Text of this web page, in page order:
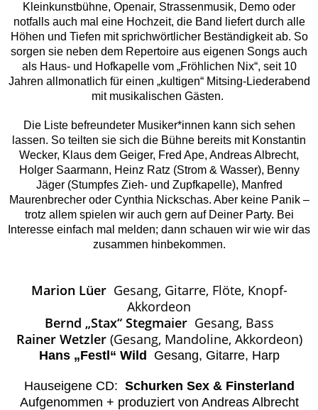
Kleinkunstbühne, Openair, Strassenmusik, Demo oder
notfalls auch mal eine Hochzeit, die Band liefert durch alle
Höhen und Tiefen mit sprichwörtlicher Beständigkeit ab. So
sorgen sie neben dem Repertoire aus eigenen Songs auch
als Haus- und Hofkapelle vom „Fröhlichen Nix“, seit 10
Jahren allmonatlich für einen „kultigen“ Mitsing-Liederabend
mit musikalischen Gästen.
Die Liste befreundeter Musiker*innen kann sich sehen
lassen. So teilten sie sich die Bühne bereits mit Konstantin
Wecker, Klaus dem Geiger, Fred Ape, Andreas Albrecht,
Holger Saarmann, Heinz Ratz (Strom & Wasser), Benny
Jäger (Stumpfes Zieh- und Zupfkapelle), Manfred
Maurenbrecher oder Cynthia Nickschas. Aber keine Panik –
trotz allem spielen wir auch gern auf Deiner Party. Bei
Interesse einfach mal melden; dann schauen wir wie wir das
zusammen hinbekommen.
Marion LüerGesang, Gitarre, Flöte, Knopf-
Akkordeon
Bernd „Stax“ StegmaierGesang, Bass
Rainer Wetzler(Gesang, Mandoline, Akkordeon)
Hans „Festl“ Wild Gesang, Gitarre, Harp
Hauseigene CD: Schurken Sex & Finsterland
Aufgenommen + produziert von Andreas Albrecht